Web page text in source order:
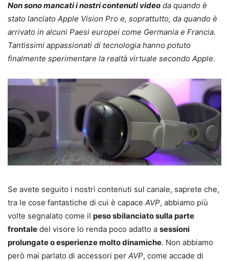
Non sono mancati i nostri contenuti video da quando è
stato lanciato Apple Vision Pro e, soprattutto, da quando è
arrivato in alcuni Paesi europei come Germania e Francia.
Tantissimi appassionati di tecnologia hanno potuto
finalmente sperimentare la realtà virtuale secondo Apple.
Se avete seguito i nostri contenuti sul canale, saprete che,
tra le cose fantastiche di cui è capace AVP, abbiamo più
volte segnalato come il peso sbilanciato sulla parte
frontale del visore lo renda poco adatto a sessioni
prolungate o esperienze molto dinamiche. Non abbiamo
però mai parlato di accessori per AVP, come accade di